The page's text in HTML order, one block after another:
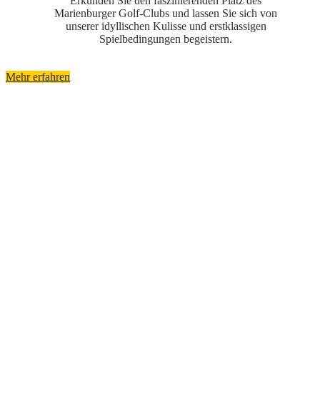
Marienburger Golf-Clubs und lassen Sie sich von
unserer idyllischen Kulisse und erstklassigen
Spielbedingungen begeistern.
Mehr erfahren